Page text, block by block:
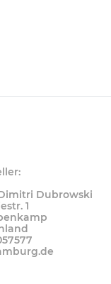
Dubrowski
1